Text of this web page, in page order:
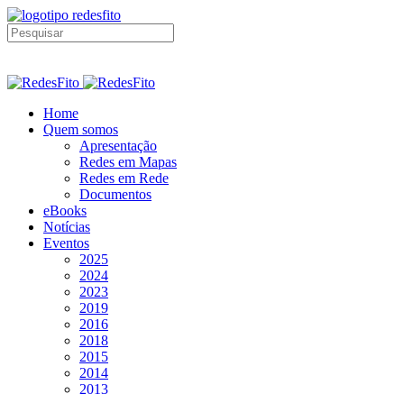
Home
Quem somos
Apresentação
Redes em Mapas
Redes em Rede
Documentos
eBooks
Notícias
Eventos
2025
2024
2023
2019
2016
2018
2015
2014
2013